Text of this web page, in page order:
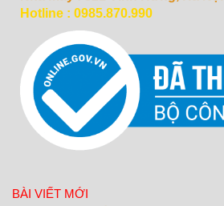
Hotline : 0985.870.990
BÀI VIẾT MỚI